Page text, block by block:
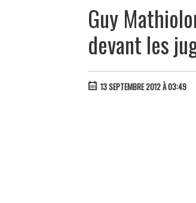
Guy
devant les
13 SEPTEMBRE 2012 À 03:49